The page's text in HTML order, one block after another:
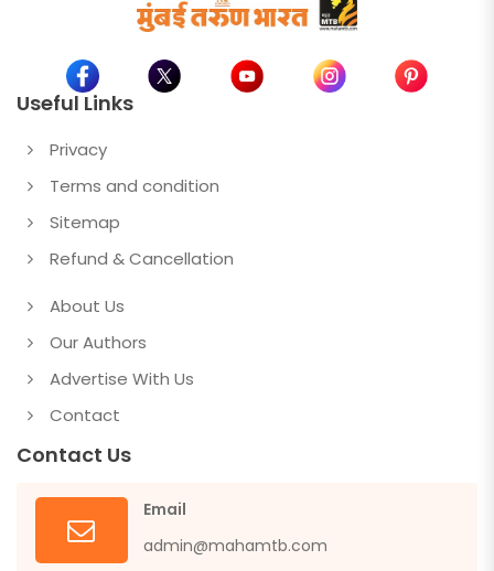
Useful Links
Privacy
Terms and condition
Sitemap
Refund & Cancellation
About Us
Our Authors
Advertise With Us
Contact
Contact Us
Email
admin@mahamtb.com